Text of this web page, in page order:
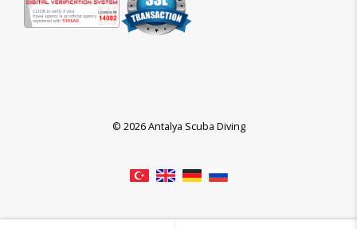
© 2026 Antalya Scuba Diving